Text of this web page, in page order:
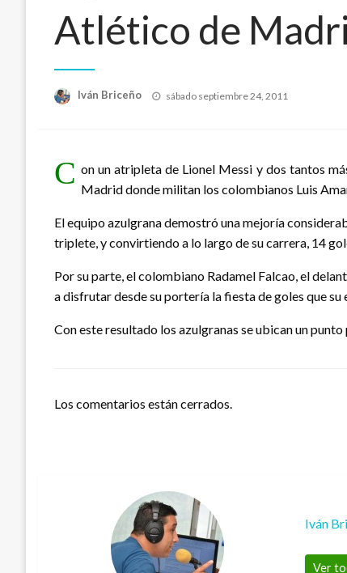
Atlético de
Iván Briceño
Publicado
sábado septiembre 24, 2011
C on un atripleta de Lionel Messi y dos tantos
Madrid donde militan los colombianos Luis
El equipo azulgrana demostró una mejoría
triplete, y convirtiendo a lo largo de su carrera, 14
Por su parte, el colombiano Radamel Falcao, el
a disfrutar desde su portería la fiesta de goles que
Con este resultado los azulgranas se ubican un
Los comentarios están cerrados.
Iván
Ver